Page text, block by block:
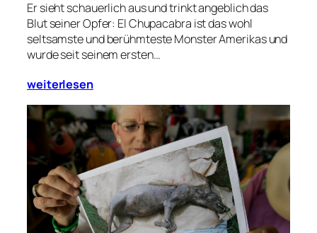
Er sieht schauerlich aus und trinkt angeblich das
Blut seiner Opfer: El Chupacabra ist das wohl
seltsamste und berühmteste Monster Amerikas und
wurde seit seinem ersten…
weiterlesen